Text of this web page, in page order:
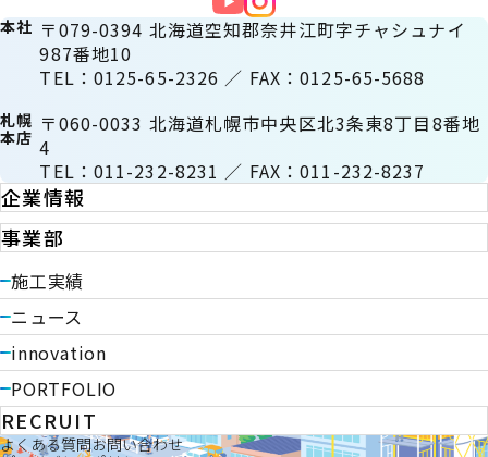
の
ペー
ジ
り
本社 〒079-0394 北海道空知郡奈井江町字チャシュナイ
987番地10
TEL：0125-65-2326 ／ FAX：0125-65-5688
札幌
本店
〒060-0033 北海道札幌市中央区北3条東8丁目8番地
4
TEL：011-232-8231 ／ FAX：011-232-8237
企業情報
事業部
施工実績
ニュース
innovation
PORTFOLIO
RECRUIT
よくある質問お問い合わせ